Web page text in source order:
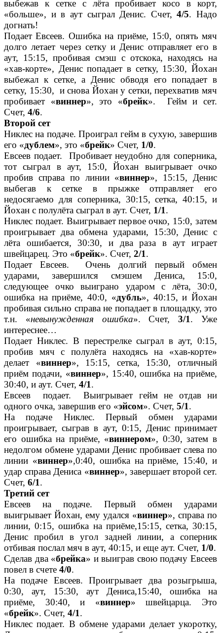
выбежав к сетке с лёта пробивает косо в корт,
«больше», и в аут сыграл Денис. Счет,4/5. Надо
догнать!
Подает Евсеев. Ошибка на приёме, 15:0, опять мяч
долго летает через сетку и Денис отправляет его в
аут, 15:15, пробивая смэш с отскока, находясь на
«хав-корте», Денис попадает в сетку, 15:30, Йохан
выбежал к сетке, а Денис обводя его попадает в
сетку, 15:30, и снова Йохан у сетки, перехватив мяч
пробивает «виннер», это «брейк». Гейм и сет.
Счет, 4/6.
Второй сет
Никлес на подаче. Проиграл гейм в сухую, завершив
его «дублем», это «брейк» Счет, 1/0.
Евсеев подает. Пробивает неудобно для соперника,
тот сыграл в аут, 15:0, Йохан выигрывает очко
пробив справа по линии «виннер», 15:15, Денис
выбегав к сетке в прыжке отправляет его
недосягаемо для соперника, 30:15, сетка, 40:15, и
Йохан с полулёта сыграл в аут. Счет, 1/1.
Никлес подает. Выигрывает первое очко, 15:0, затем
проигрывает два обмена ударами, 15:30, Денис с
лёта ошибается, 30:30, и два раза в аут играет
швейцарец. Это «брейк». Счет, 2/1.
Подает Евсеев. Очень долгий первый обмен
ударами, завершился смэшем Дениса, 15:0,
следующее очко выиграно ударом с лёта, 30:0,
ошибка на приёме, 40:0, «дубль», 40:15, и Йохан
пробивая сильно справа не попадает в площадку, это
т.н. «невынужденная ошибка». Счет,3/1. Уже
интереснее…
Подает Никлес. В перестрелке сыграл в аут, 0:15,
пробив мяч с полулёта находясь на «хав-корте»
делает «виннер», 15:15, сетка, 15:30, отличный
приём подачи, «виннер», 15:40, ошибка на приёме,
30:40, и аут. Счет, 4/1.
Евсеев подает. Выигрывает гейм не отдав ни
одного очка, завершив его «эйсом». Счет, 5/1.
На подаче Никлес. Первый обмен ударами
проигрывает, сыграв в аут, 0:15, Денис принимает
его ошибка на приёме, «виннером», 0:30, затем в
недолгом обмене ударами Денис пробивает слева по
линии «виннер»,0:40, ошибка на приёме, 15:40, и
удар справа Дениса «виннер», завершает второй сет.
Счет, 6/1.
Третий сет
Евсеев на подаче. Первый обмен ударами
выигрывает Йохан, ему удался «виннер», справа по
линии, 0:15, ошибка на приёме,15:15, сетка, 30:15,
Денис пробил в угол задней линии, а соперник
отбивая послал мяч в аут, 40:15, и еще аут. Счет, 1/0.
Сделав два «брейка» и выиграв свою подачу Евсеев
повел в счете 4/0.
На подаче Евсеев. Проигрывает два розыгрыша,
0:30, аут, 15:30, аут Дениса,15:40, ошибка на
приёме, 30:40, и «виннер» швейцарца. Это
«брейк». Счет, 4/1.
Никлес подает. В обмене ударами делает укоротку,